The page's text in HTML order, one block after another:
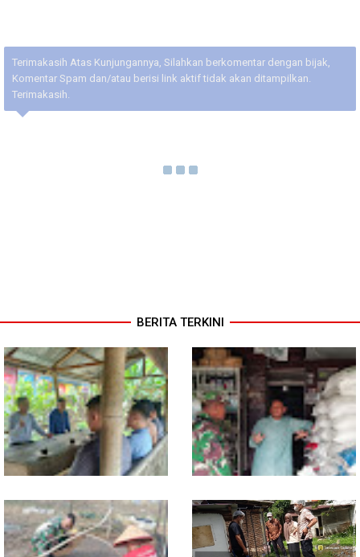
Terimakasih Atas Kunjungannya, Silahkan berkomentar dengan bijak,
Komentar Spam dan/atau berisi link aktif tidak akan ditampilkan.
Terimakasih.
BERITA TERKINI
Sambil Ngopi, Plh. Pasiter
Kodim 0118/Subulussalam
Lewat Komsos, Babinsa
Rundeng Pantau Stok dan